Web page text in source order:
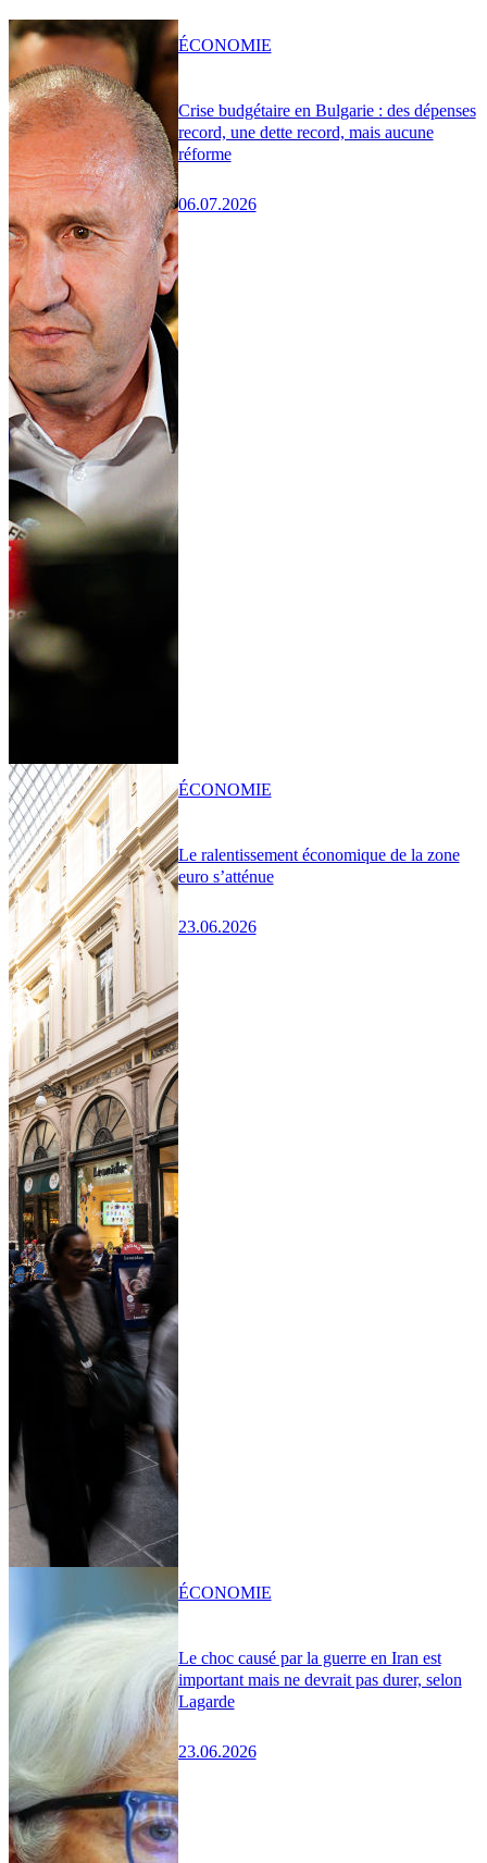
Crise budgétaire en Bulgarie : des dépenses
record, une dette record, mais aucune
réforme
06.07.2026
ÉCONOMIE
Le ralentissement économique de la zone
euro s’atténue
23.06.2026
ÉCONOMIE
Le choc causé par la guerre en Iran est
important mais ne devrait pas durer, selon
Lagarde
23.06.2026
ÉCONOMIE